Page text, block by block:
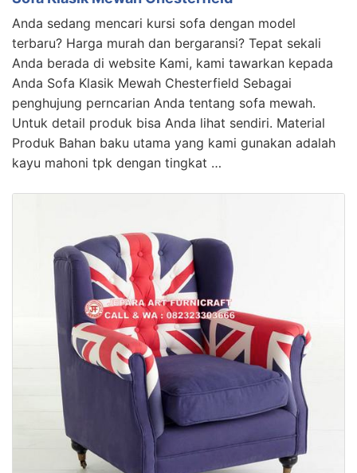
Anda sedang mencari kursi sofa dengan model
terbaru? Harga murah dan bergaransi? Tepat sekali
Anda berada di website Kami, kami tawarkan kepada
Anda Sofa Klasik Mewah Chesterfield Sebagai
penghujung perncarian Anda tentang sofa mewah.
Untuk detail produk bisa Anda lihat sendiri. Material
Produk Bahan baku utama yang kami gunakan adalah
kayu mahoni tpk dengan tingkat …